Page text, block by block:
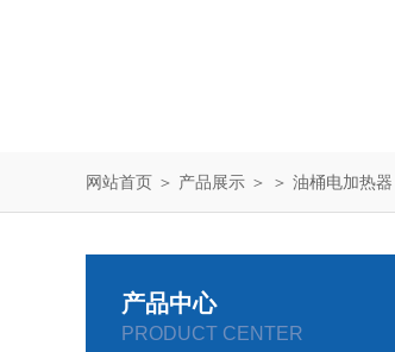
网站首页 ＞ 产品展示 ＞ ＞ 油桶电加热器
产品中心
PRODUCT CENTER